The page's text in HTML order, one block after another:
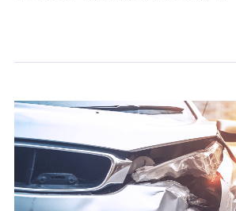
【共同して利用される利用データの項目
当社又は株式会社NTTドコモがサービス
した、以下の情報などの個人データ
基本情報
氏名、電話番号、メールアドレス、お